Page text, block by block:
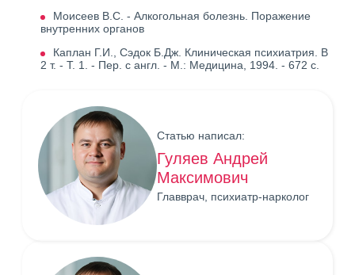
Моисеев В.С. - Алкогольная болезнь. Поражение
внутренних органов
Каплан Г.И., Сэдок Б.Дж. Клиническая психиатрия. В
2 т. - Т. 1. - Пер. с англ. - М.: Медицина, 1994. - 672 с.
Статью написал:
Гуляев Андрей
Максимович
Главврач, психиатр-нарколог